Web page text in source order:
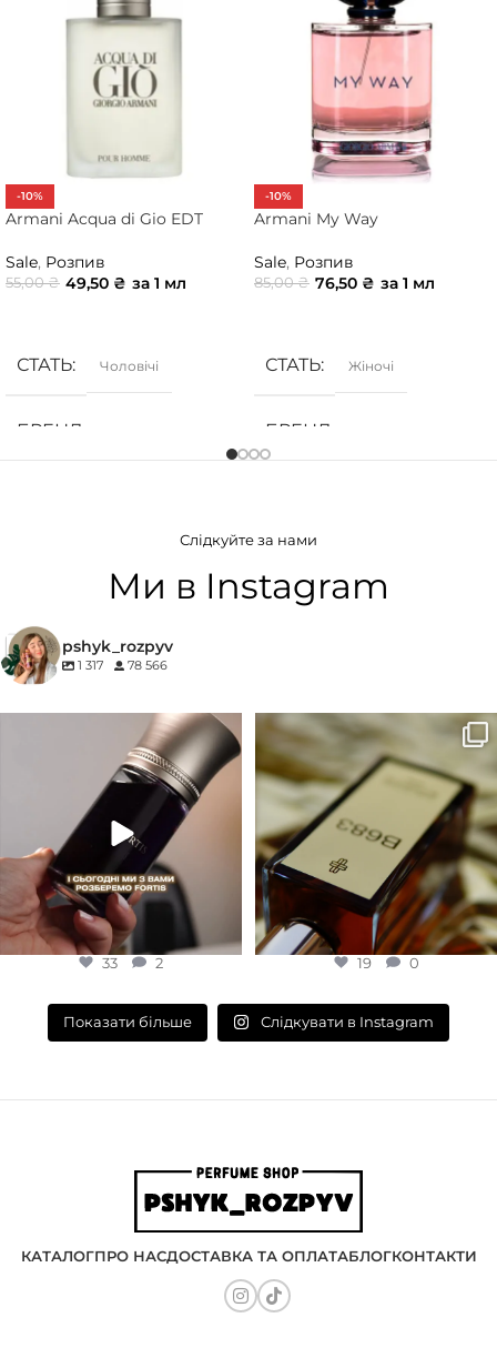
-10%
Armani Acqua di Gio EDT
Sale, Розпив
55,00₴ 49,50 ₴ за 1 мл
СТАТЬ Чоловічі
БРЕНД
Цитрусові
-10%
Armani My Way
Sale, Розпив
85,00₴ 76,50 ₴ за 1 мл
СТАТЬ Жіночі
БРЕНД
КОНЦЕНТРАЦІЯ
Слідкуйте за нами
Ми в Instagram
pshyk_rozpyv
1 317 78 566
Для замовлення переходьте на
сайт або в Instagram...
33 2
33 2
Marc-Antoine Barrois B683 - це
запах вечора в
19
19 0
Показати більше Слідкувати в Instagram
КАТАЛОГПРО НАСДОСТАВКА ТА ОПЛАТАБЛОГКОНТАКТИ